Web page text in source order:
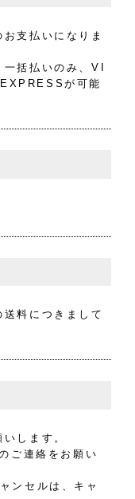
支払いになりま
括払いのみ、VI
が可能
料につきまして
します。
ご連絡をお願い
ンセルは、キャ